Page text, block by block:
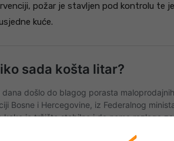
požar je stavljen pod kontrolu te
kuće.